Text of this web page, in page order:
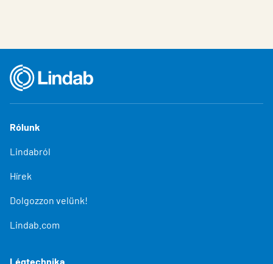
Rólunk
Lindabról
Hírek
Dolgozzon velünk!
Lindab.com
Légtechnika